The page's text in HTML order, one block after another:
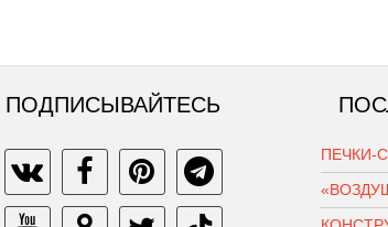
ПОДПИСЫВАЙТЕСЬ
ПЕЧКИ-